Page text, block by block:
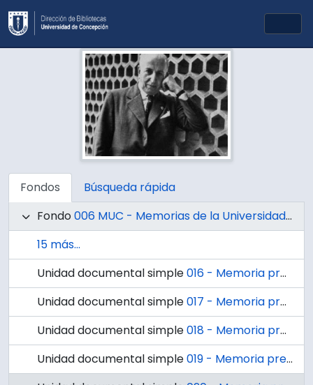
Skip to main content
Fondos
Búsqueda rápida
Fondo 006 MUC - Memorias de la Universidad de Concepción
15 más...
Unidad documental simple016 - Memoria presentada por el Directorio de la Universidad de Concepción correspondiente al año 1944.
Unidad documental simple017 - Memoria presentada por el Directorio de la Universidad de Concepción correspondiente al año 1945.
Unidad documental simple018 - Memoria presentada por el Directorio de la Universidad de Concepción correspondiente al año 1946.
Unidad documental simple019 - Memoria presentada por el Directorio de la Universidad de Concepción correspondiente al año 1947.